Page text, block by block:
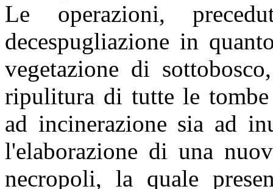
Le operazioni,
decespugliazione in
vegetazione di
ripulitura di tutte le
ad incinerazione sia ad
l'elaborazione di una
necropoli, la quale